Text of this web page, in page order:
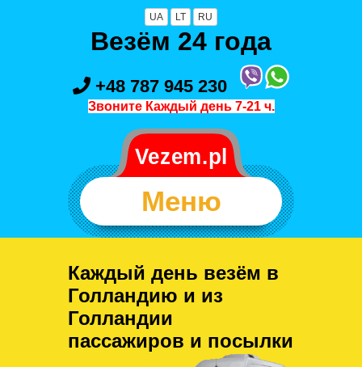
UA LT RU
Везём 24 года
+48 787 945 230
Звоните Каждый день 7-21 ч.
Меню
Каждый день везём в
Голландию и из
Голландии
пассажиров и посылки